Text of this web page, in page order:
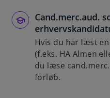
Cand.merc.aud.
Hvis du har læst
(f.eks. HA Almen
du læse
forløb.